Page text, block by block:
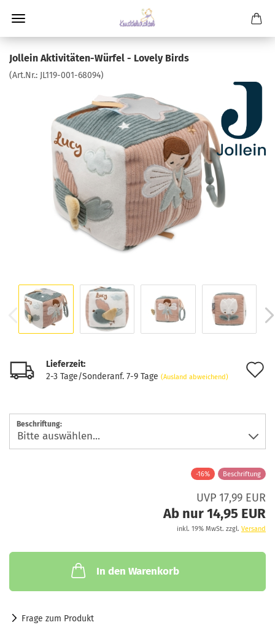
Jollein Aktivitäten-Würfel - Lovely Birds
(Art.Nr.: JL119-001-68094)
Lieferzeit:
2-3 Tage/Sonderanf. 7-9 Tage (Ausland abweichend)
Beschriftung:
-16% Beschriftung
UVP 17,99 EUR
Ab nur 14,95 EUR
inkl. 19% MwSt. zzgl. Versand
In den Warenkorb
Frage zum Produkt